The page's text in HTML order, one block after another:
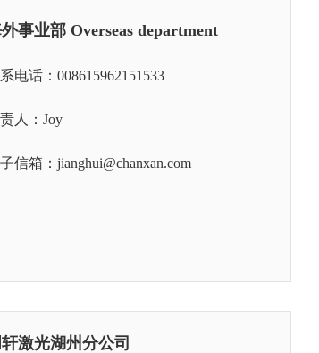
事业部 Overseas department
电话：008615962151533
人：Joy
信箱：jianghui@chanxan.com
激光湖州分公司